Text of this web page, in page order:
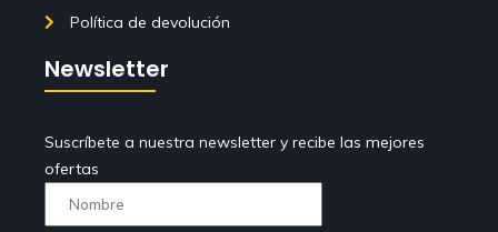
Política de devolución
Newsletter
Suscríbete a nuestra newsletter y recibe las mejores
ofertas